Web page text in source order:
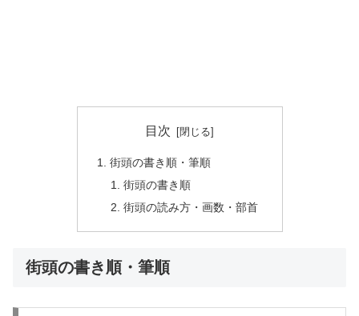
目次
街頭の書き順・筆順
街頭の書き順
街頭の読み方・画数・部首
街頭の書き順・筆順